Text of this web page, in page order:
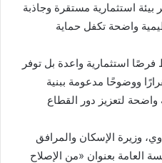
استثمارية مستقرة وجاذبة
واضحة تكفل حماية
استثمارية واعدة بل توفر
ووضوحًا مدعومة ببنية
واضحة لتعزيز دور القطاع
وزيرة الإسكان والمرافق
العامة بعنوان «من الإصلاح